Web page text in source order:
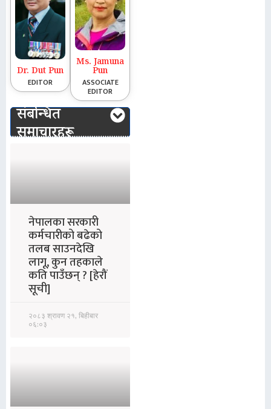
Dr. Dut Pun
EDITOR
Ms. Jamuna
Pun
ASSOCIATE
EDITOR
संबन्धित
समाचारहरू
नेपालका सरकारी
कर्मचारीको बढेको
तलब साउनदेखि
लागू, कुन तहकाले
कति पाउँछन् ? [हेरौं
सूची]
२०८३ श्रावण २१, बिहीबार
०६:०३